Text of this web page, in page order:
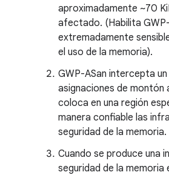
aproximadamente ~70
afectado. (Habilita
extremadamente
el uso de la memoria).
GWP-ASan intercepta
asignaciones de montón
coloca en una región
manera confiable las
seguridad de la memoria.
Cuando se produce una
seguridad de la memoria